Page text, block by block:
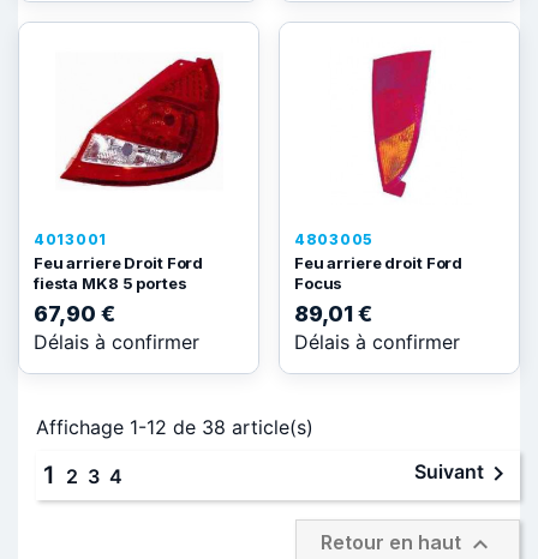
4013001
Feu arriere Droit Ford
fiesta MK8 5 portes
67,90 €
Délais à confirmer
4803005
Feu arriere droit Ford
Focus
89,01 €
Délais à confirmer
Affichage 1-12 de 38 article(s)
1 2 3 4 Suivant 
Retour en haut 